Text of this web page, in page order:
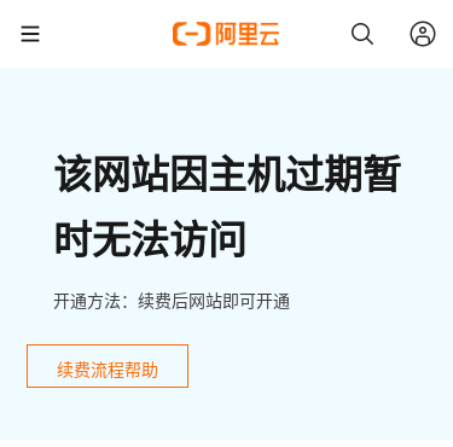
该网站因主机过期暂
时无法访问
开通方法：续费后网站即可开通
续费流程帮助